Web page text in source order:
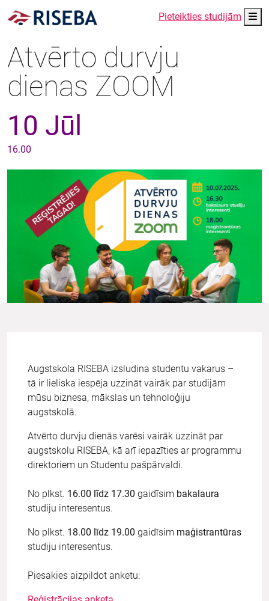
Pieteikties studijām
Atvērto durvju
dienas ZOOM
10 Jūl
16.00
Augstskola RISEBA izsludina studentu vakarus –
tā ir lieliska iespēja uzzināt vairāk par studijām
mūsu biznesa, mākslas un tehnoloģiju
augstskolā.
Atvērto durvju dienās varēsi vairāk uzzināt par
augstskolu RISEBA, kā arī iepazīties ar programmu
direktoriem un Studentu pašpārvaldi.
No plkst. 16.00 līdz 17.30 gaidīsim bakalaura
studiju interesentus.
No plkst. 18.00 līdz 19.00 gaidīsim maģistrantūras
studiju interesentus.
Piesakies aizpildot anketu: